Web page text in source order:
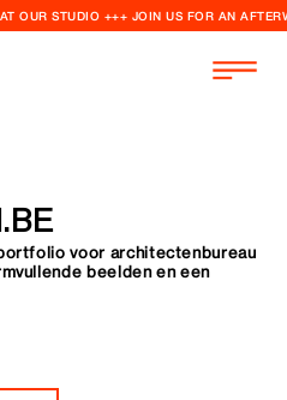
OUR STUDIO +++ JOIN US FOR AN
voor architectenbureau
beelden en een